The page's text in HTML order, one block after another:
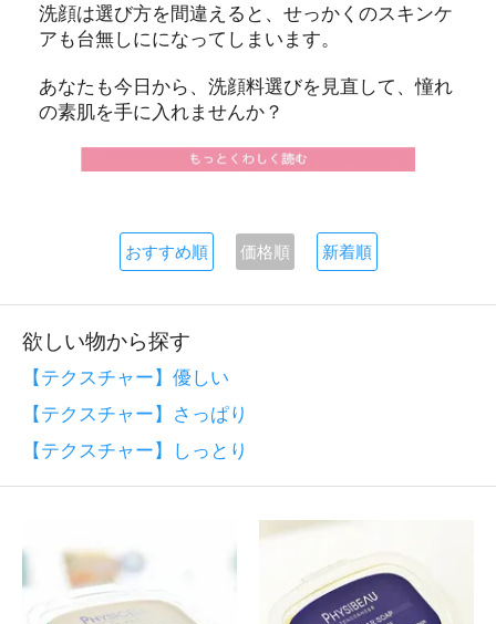
洗顔は選び方を間違えると、せっかくのスキンケ
アも台無しにになってしまいます。
あなたも今日から、洗顔料選びを見直して、憧れ
の素肌を手に入れませんか？
おすすめ順 価格順 新着順
欲しい物から探す
【テクスチャー】優しい
【テクスチャー】さっぱり
【テクスチャー】しっとり